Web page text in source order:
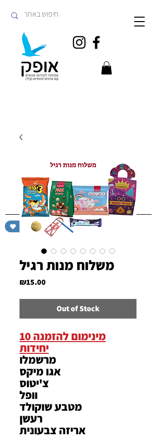
תרומה לעמותה
משלוח מנות רגיל
₪15.00
Out of Stock
מינימום להזמנה 10
יחידות
מרשמלו
אגו מיקס
צ'יטוס
וופל
מטבע שוקולד
רעשן
אריזה צבעונית